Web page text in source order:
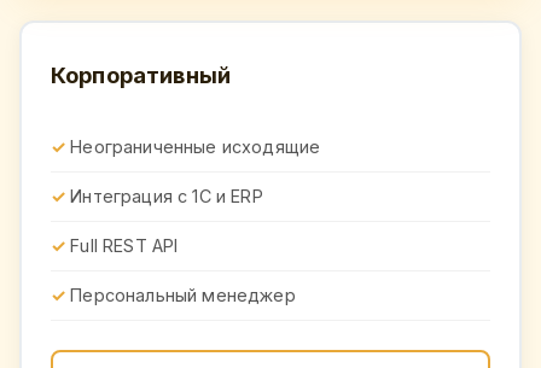
Корпоративный
Неограниченные исходящие
Интеграция с 1С и ERP
Full REST API
Персональный менеджер